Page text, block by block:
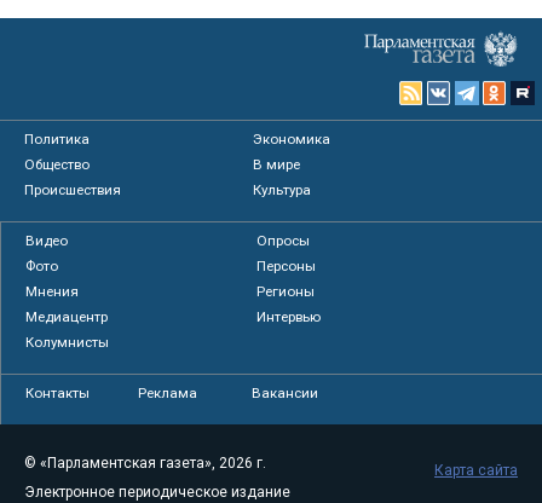
Политика
Экономика
Общество
В мире
Происшествия
Культура
Видео
Опросы
Фото
Персоны
Мнения
Регионы
Медиацентр
Интервью
Колумнисты
Контакты Реклама Вакансии
© «Парламентская газета», 2026 г.
Электронное периодическое издание
Карта сайта